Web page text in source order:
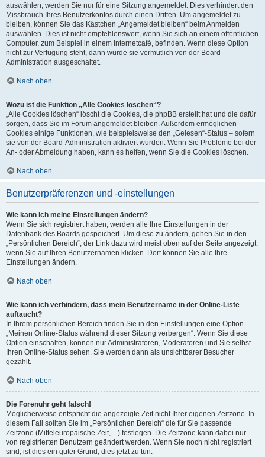
auswählen, werden Sie nur für eine Sitzung angemeldet. Dies verhindert den
Missbrauch Ihres Benutzerkontos durch einen Dritten. Um angemeldet zu
bleiben, können Sie das Kästchen „Angemeldet bleiben“ beim Anmelden
auswählen. Dies ist nicht empfehlenswert, wenn Sie sich an einem öffentlichen
Computer, zum Beispiel in einem Internetcafé, befinden. Wenn diese Option
nicht zur Verfügung steht, dann wurde sie vermutlich von der Board-
Administration ausgeschaltet.
Nach oben
Wozu ist die Funktion „Alle Cookies löschen“?
„Alle Cookies löschen“ löscht die Cookies, die phpBB erstellt hat und die dafür
sorgen, dass Sie im Forum angemeldet bleiben. Außerdem ermöglichen
Cookies einige Funktionen, wie beispielsweise den „Gelesen“-Status – sofern
sie von der Board-Administration aktiviert wurden. Wenn Sie Probleme bei der
An- oder Abmeldung haben, kann es helfen, wenn Sie die Cookies löschen.
Nach oben
Benutzerpräferenzen und -einstellungen
Wie kann ich meine Einstellungen ändern?
Wenn Sie sich registriert haben, werden alle Ihre Einstellungen in der
Datenbank des Boards gespeichert. Um diese zu ändern, gehen Sie in den
„Persönlichen Bereich“; der Link dazu wird meist oben auf der Seite angezeigt,
wenn Sie auf Ihren Benutzernamen klicken. Dort können Sie alle Ihre
Einstellungen ändern.
Nach oben
Wie kann ich verhindern, dass mein Benutzername in der Online-Liste
auftaucht?
In Ihrem persönlichen Bereich finden Sie in den Einstellungen eine Option
„Meinen Online-Status während dieser Sitzung verbergen“. Wenn Sie diese
Option einschalten, können nur Administratoren, Moderatoren und Sie selbst
Ihren Online-Status sehen. Sie werden dann als unsichtbarer Besucher
gezählt.
Nach oben
Die Forenuhr geht falsch!
Möglicherweise entspricht die angezeigte Zeit nicht Ihrer eigenen Zeitzone. In
diesem Fall sollten Sie im „Persönlichen Bereich“ die für Sie passende
Zeitzone (Mitteleuropäische Zeit, ...) festlegen. Die Zeitzone kann dabei nur
von registrierten Benutzern geändert werden. Wenn Sie noch nicht registriert
sind, ist dies ein guter Grund, dies jetzt zu tun.